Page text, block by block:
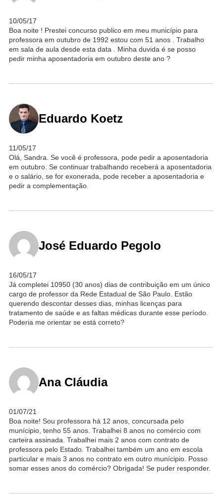
10/05/17
Boa noite ! Prestei concurso publico em meu município para
professora em outubro de 1992 estou com 51 anos . Trabalho
em sala de aula desde esta data . Minha duvida é se posso
pedir minha aposentadoria em outubro deste ano ?
Eduardo Koetz
11/05/17
Olá, Sandra. Se você é professora, pode pedir a aposentadoria
em outubro. Se continuar trabalhando receberá a aposentadoria
e o salário, se for exonerada, pode receber a aposentadoria e
pedir a complementação.
José Eduardo Pegolo
16/05/17
Já completei 10950 (30 anos) dias de contribuição em um único
cargo de professor da Rede Estadual de São Paulo. Estão
querendo descontar desses dias, minhas licenças para
tratamento de saúde e as faltas médicas durante esse período.
Poderia me orientar se está correto?
Ana Cláudia
01/07/21
Boa noite! Sou professora há 12 anos, concursada pelo
munícipio, tenho 55 anos. Trabalhei 8 anos no comércio com
carteira assinada. Trabalhei mais 2 anos com contrato de
professora pelo Estado. Trabalhei também um ano em escola
particular e mais 3 anos no contrato em outro munícipio. Posso
somar esses anos do comércio? Obrigada! Se puder responder.